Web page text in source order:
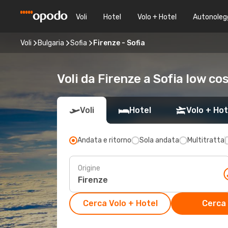
Voli Hotel Volo + Hotel
Voli Bulgaria Sofia Firenze - Sofia
Voli da Firenze a Sofia low
Voli Hotel Volo +
Andata e ritorno Sola andata Multitratta
Origine
Cerca Volo + Hotel Cerca